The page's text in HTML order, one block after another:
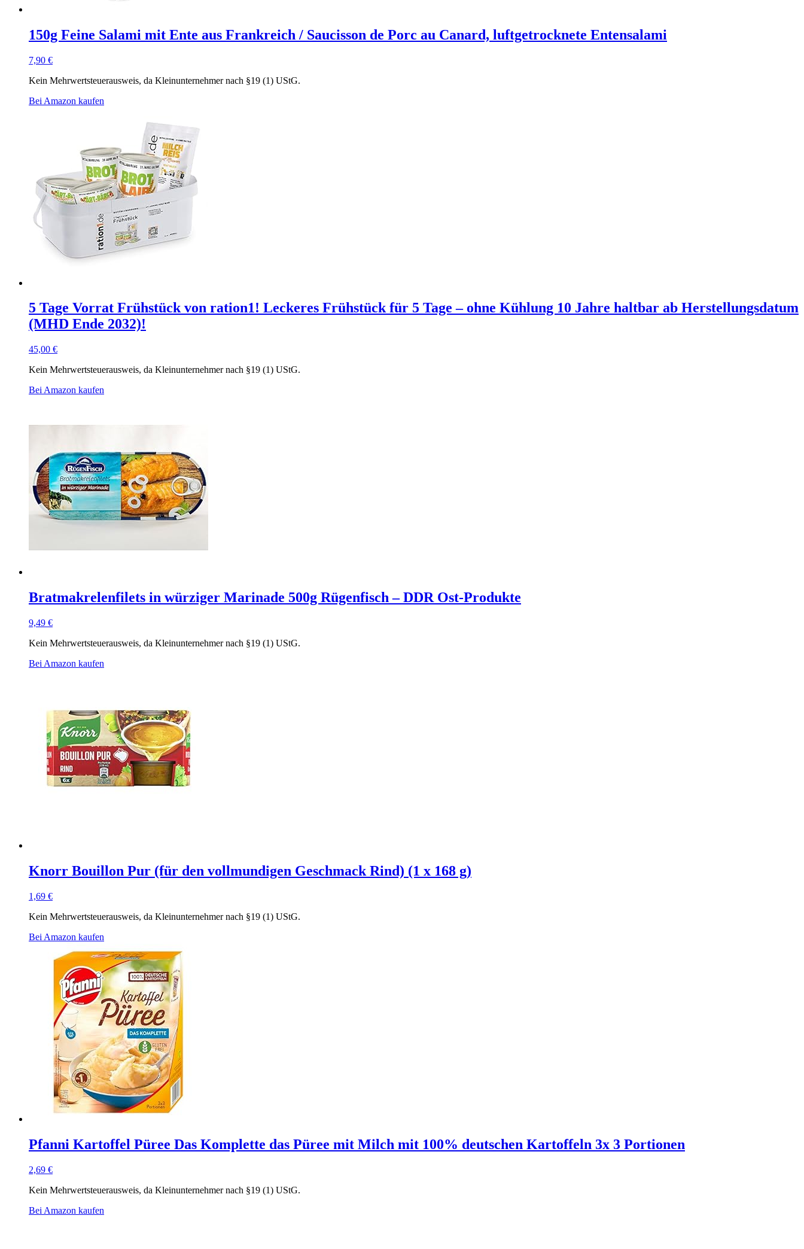
150g Feine Salami mit Ente aus Frankreich / Saucisson de Porc au Canard, luftgetrocknete Entensalami
7,90 €
Kein Mehrwertsteuerausweis, da Kleinunternehmer nach §19 (1) UStG.
Bei Amazon kaufen
5 Tage Vorrat Frühstück von ration1! Leckeres Frühstück für 5 Tage – ohne Kühlung 10 Jahre haltbar ab Herstellungsdatum
(MHD Ende 2032)!
45,00 €
Kein Mehrwertsteuerausweis, da Kleinunternehmer nach §19 (1) UStG.
Bei Amazon kaufen
Bratmakrelenfilets in würziger Marinade 500g Rügenfisch – DDR Ost-Produkte
9,49 €
Kein Mehrwertsteuerausweis, da Kleinunternehmer nach §19 (1) UStG.
Bei Amazon kaufen
Knorr Bouillon Pur (für den vollmundigen Geschmack Rind) (1 x 168 g)
1,69 €
Kein Mehrwertsteuerausweis, da Kleinunternehmer nach §19 (1) UStG.
Bei Amazon kaufen
Pfanni Kartoffel Püree Das Komplette das Püree mit Milch mit 100% deutschen Kartoffeln 3x 3 Portionen
2,69 €
Kein Mehrwertsteuerausweis, da Kleinunternehmer nach §19 (1) UStG.
Bei Amazon kaufen